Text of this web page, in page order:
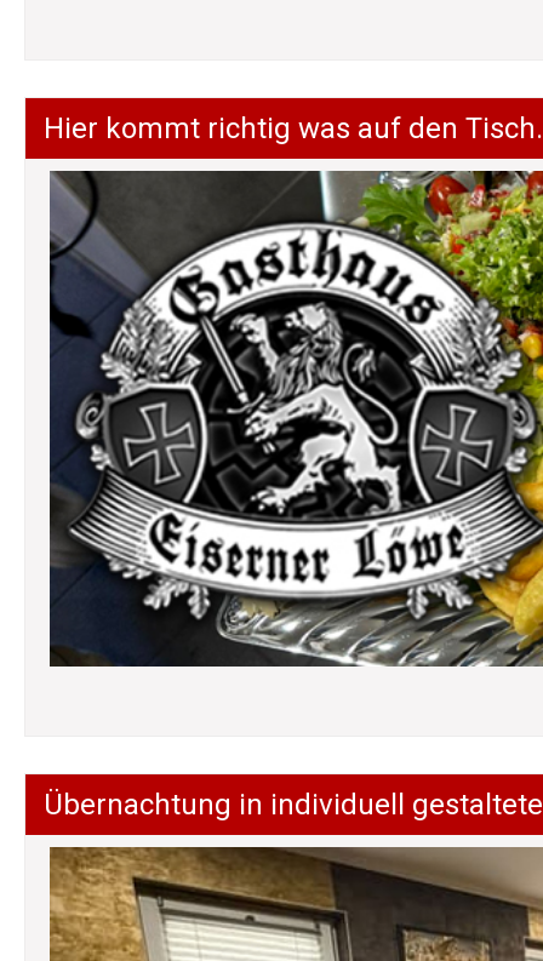
Hier kommt richtig was auf den Tisch.
Übernachtung in individuell